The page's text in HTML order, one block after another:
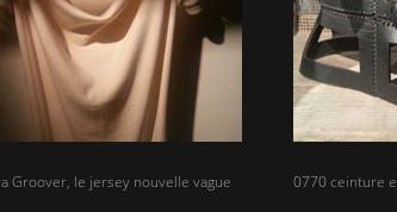
Groover, le jersey nouvelle vague 0770 ceinture